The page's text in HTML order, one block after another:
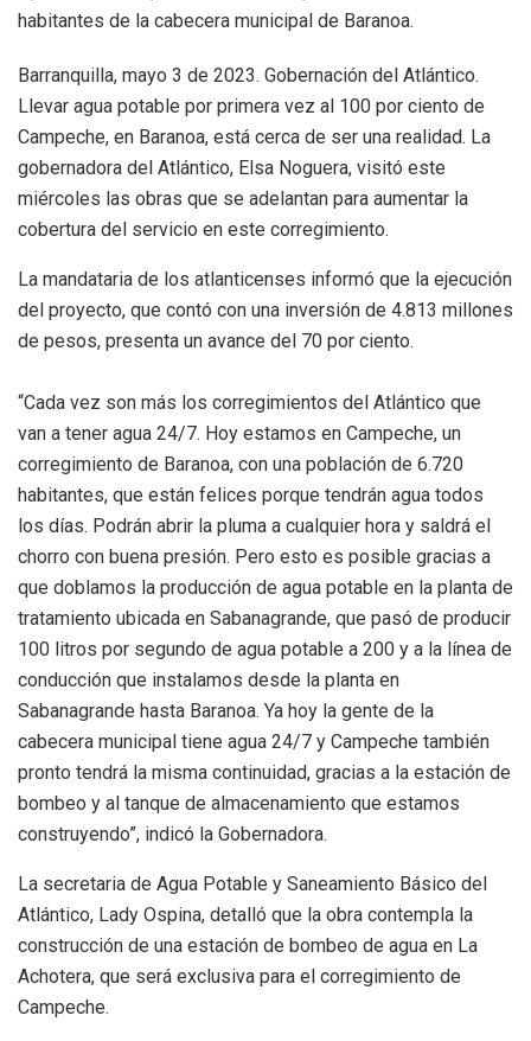
habitantes de la cabecera municipal de Baranoa.
Barranquilla, mayo 3 de 2023. Gobernación del Atlántico.
Llevar agua potable por primera vez al 100 por ciento de
Campeche, en Baranoa, está cerca de ser una realidad. La
gobernadora del Atlántico, Elsa Noguera, visitó este
miércoles las obras que se adelantan para aumentar la
cobertura del servicio en este corregimiento.
La mandataria de los atlanticenses informó que la ejecución
del proyecto, que contó con una inversión de 4.813 millones
de pesos, presenta un avance del 70 por ciento.
“Cada vez son más los corregimientos del Atlántico que
van a tener agua 24/7. Hoy estamos en Campeche, un
corregimiento de Baranoa, con una población de 6.720
habitantes, que están felices porque tendrán agua todos
los días. Podrán abrir la pluma a cualquier hora y saldrá el
chorro con buena presión. Pero esto es posible gracias a
que doblamos la producción de agua potable en la planta de
tratamiento ubicada en Sabanagrande, que pasó de producir
100 litros por segundo de agua potable a 200 y a la línea de
conducción que instalamos desde la planta en
Sabanagrande hasta Baranoa. Ya hoy la gente de la
cabecera municipal tiene agua 24/7 y Campeche también
pronto tendrá la misma continuidad, gracias a la estación de
bombeo y al tanque de almacenamiento que estamos
construyendo”, indicó la Gobernadora.
La secretaria de Agua Potable y Saneamiento Básico del
Atlántico, Lady Ospina, detalló que la obra contempla la
construcción de una estación de bombeo de agua en La
Achotera, que será exclusiva para el corregimiento de
Campeche.